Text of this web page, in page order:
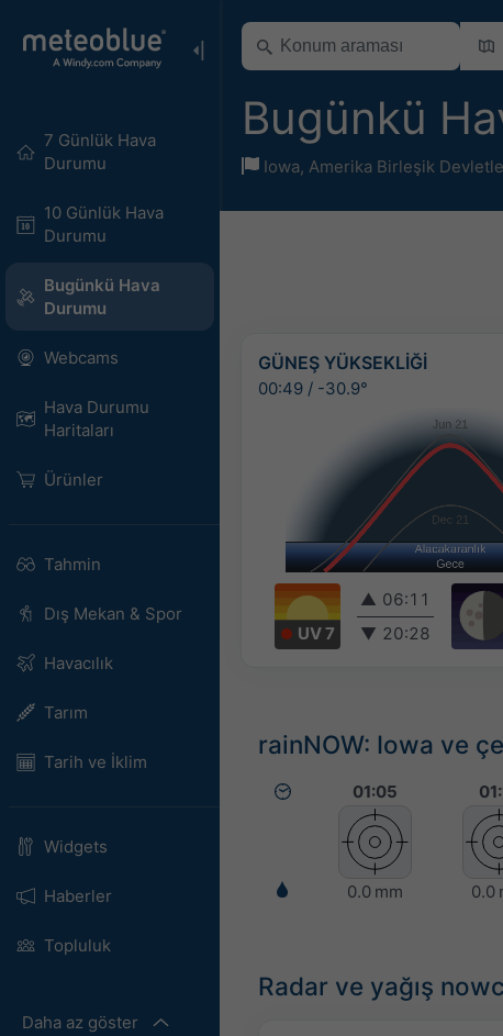
7 Günlük Hava
Durumu
10 Günlük Hava
Durumu
Bugünkü Hava
Durumu
Webcams
Hava Durumu
Haritaları​
Ürünler
Tahmin
Dış Mekan & Spor
Havacılık
Tarım
Tarih ve İklim
Widgets
Haberler
Topluluk
Daha az göster
Bugünkü
Iowa, Amerika Birleşik
GÜNEŞ YÜKSEKLIĞI
00:49 / -30.9°
UV 7
▲ 06:11
▼ 20:28
rainNOW: Iowa ve
01:05
0.0 mm 0.0
Radar ve yağış